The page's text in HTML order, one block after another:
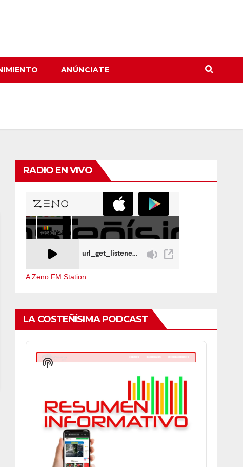
ANÚNCIATE
RADIO EN VIVO
A Zeno.FM Station
LA COSTEÑÍSIMA PODCAST
Audio
Player
Show